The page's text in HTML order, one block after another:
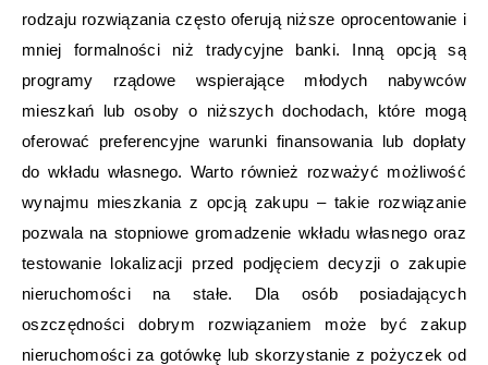
rodzaju rozwiązania często oferują niższe oprocentowanie i
mniej formalności niż tradycyjne banki. Inną opcją są
programy rządowe wspierające młodych nabywców
mieszkań lub osoby o niższych dochodach, które mogą
oferować preferencyjne warunki finansowania lub dopłaty
do wkładu własnego. Warto również rozważyć możliwość
wynajmu mieszkania z opcją zakupu – takie rozwiązanie
pozwala na stopniowe gromadzenie wkładu własnego oraz
testowanie lokalizacji przed podjęciem decyzji o zakupie
nieruchomości na stałe. Dla osób posiadających
oszczędności dobrym rozwiązaniem może być zakup
nieruchomości za gotówkę lub skorzystanie z pożyczek od